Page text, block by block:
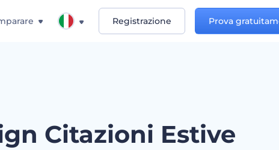
Registrazione Prova
Citazioni Estive